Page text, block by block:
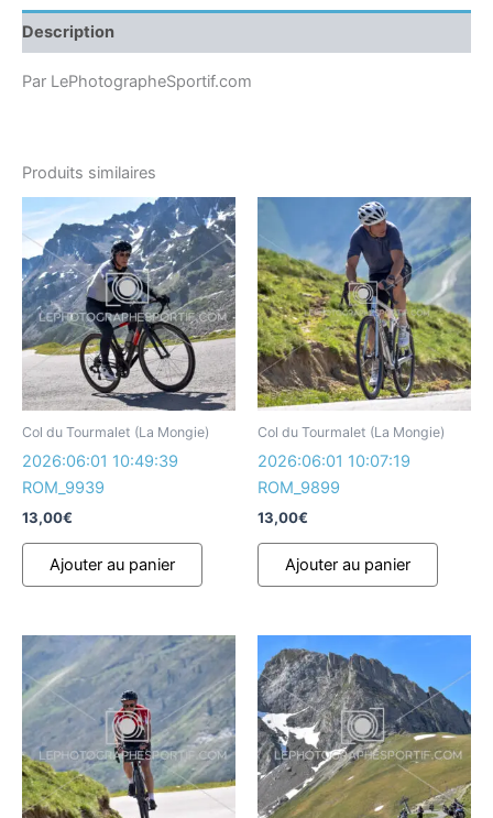
Description
Par LePhotographeSportif.com
Produits similaires
Col du Tourmalet (La Mongie)
2026:06:01 10:49:39
ROM_9939
13,00€
Ajouter au panier
Col du Tourmalet (La Mongie)
2026:06:01 10:07:19
ROM_9899
13,00€
Ajouter au panier